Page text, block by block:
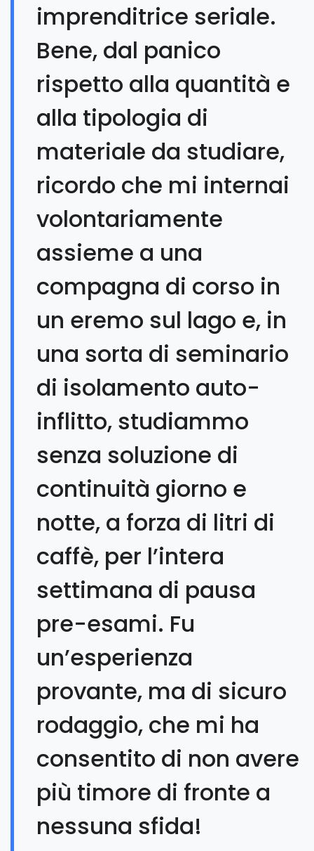
imprenditrice seriale.
Bene, dal panico
rispetto alla quantità e
alla tipologia di
materiale da studiare,
ricordo che mi internai
volontariamente
assieme a una
compagna di corso in
un eremo sul lago e, in
una sorta di seminario
di isolamento auto-
inflitto, studiammo
senza soluzione di
continuità giorno e
notte, a forza di litri di
caffè, per l’intera
settimana di pausa
pre-esami. Fu
un’esperienza
provante, ma di sicuro
rodaggio, che mi ha
consentito di non avere
più timore di fronte a
nessuna sfida!